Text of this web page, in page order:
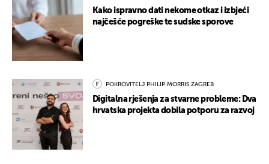
Kako ispravno dati nekome otkaz i izbjeći
najčešće pogreške te sudske sporove
POKROVITELJ PHILIP MORRIS ZAGREB
Digitalna rješenja za stvarne probleme: Dva
hrvatska projekta dobila potporu za razvoj